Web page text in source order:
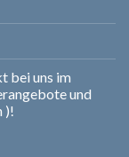
bei uns im
und
)!